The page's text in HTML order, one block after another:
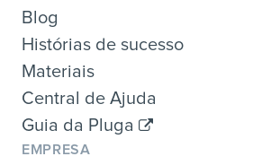
Blog
Histórias de sucesso
Materiais
Central de Ajuda
Guia da Pluga
EMPRESA